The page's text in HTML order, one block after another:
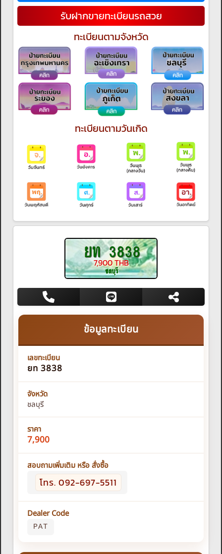
รับฝากขายทะเบียนรถสวย
ทะเบียนตามจังหวัด
ทะเบียนตามวันเกิด
ยท 3838
7,900 THB
ชลบุรี
ข้อมูลทะเบียน
เลขทะเบียน
ยท 3838
จังหวัด
ชลบุรี
ราคา
7,900
สอบถามเพิ่มเติม หรือ สั่งซื้อ
โทร. 092-697-5511
Dealer Code
PAT